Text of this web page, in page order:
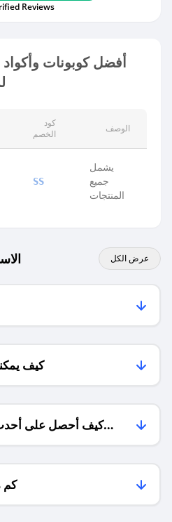
Reviews
أفضل كوبونات
كود
الخصم
الوصف
SS
يشمل
جميع
المنتجات
عرض الكل
كيف
كيف أحصل على
كم